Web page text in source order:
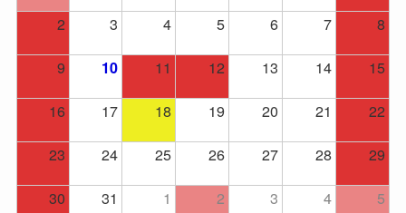
2
3 4 5 6 7
8
9
10 11 12 13 14
15
16
17 18 19 20 21
22
23
24 25 26 27 28
29
30
31 1 2 3 4 5